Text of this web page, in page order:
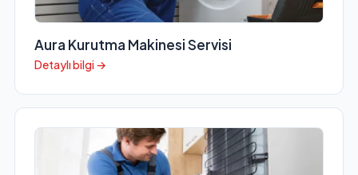
Aura Kurutma Makinesi Servisi
Detaylı bilgi →